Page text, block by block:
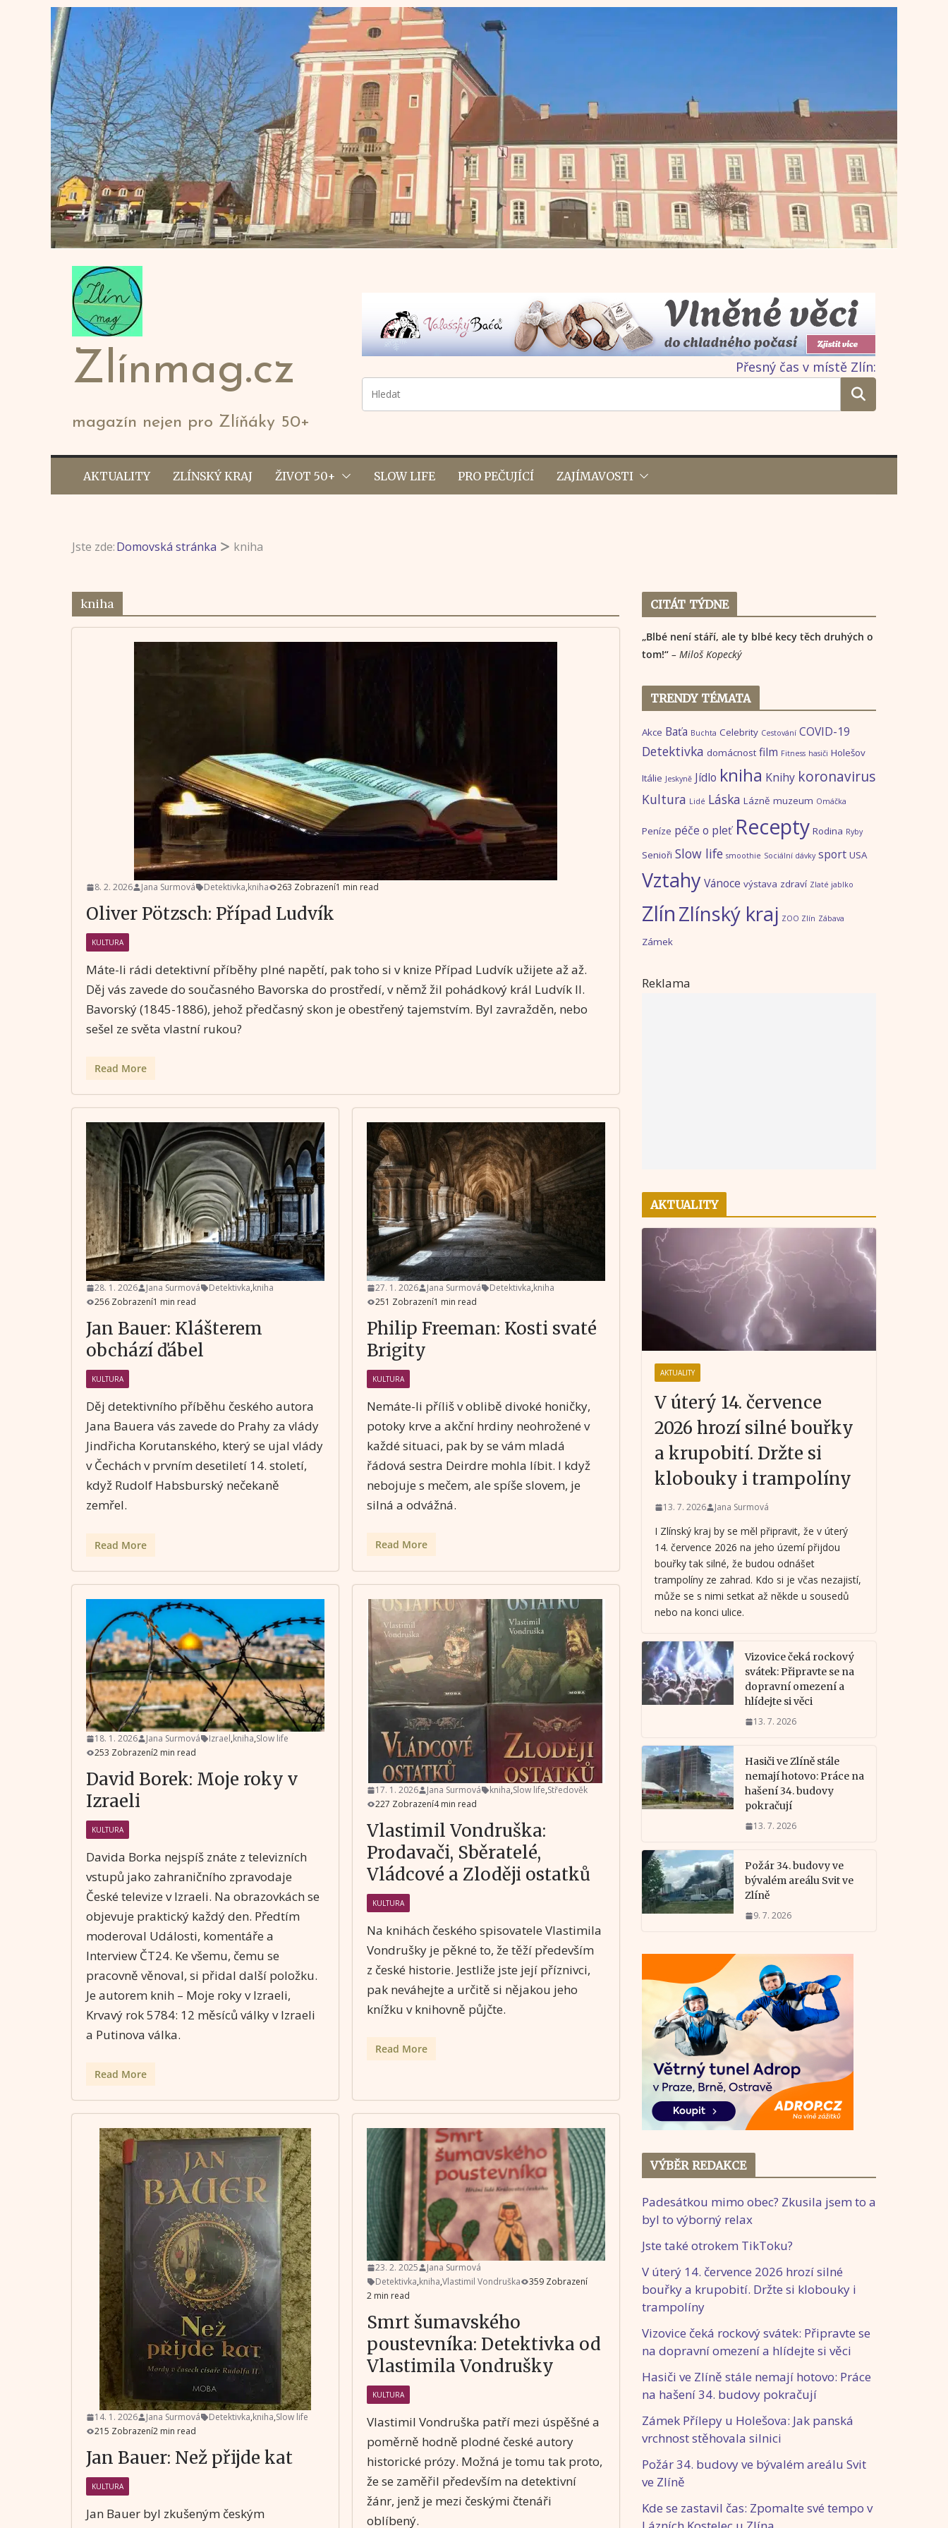
Přeskočit
na
obsah
Zlínmag.cz
magazín nejen pro Zlíňáky 50+
Přesný čas v místě Zlín:
AKTUALITY ZLÍNSKÝ KRAJ ŽIVOT 50+ SLOW LIFE PRO PEČUJÍCÍ ZAJÍMAVOSTI
Jste zde:Domovská stránka kniha
kniha
8. 2. 2026 Jana Surmová Detektivka,kniha 263 Zobrazení1 min read
Oliver Pötzsch: Případ Ludvík
KULTURA
Máte-li rádi detektivní příběhy plné napětí, pak toho si v knize Případ Ludvík užijete až až.
Děj vás zavede do současného Bavorska do prostředí, v němž žil pohádkový král Ludvík II.
Bavorský (1845-1886), jehož předčasný skon je obestřený tajemstvím. Byl zavražděn, nebo
sešel ze světa vlastní rukou?
Read More
28. 1. 2026 Jana Surmová Detektivka,kniha
256 Zobrazení1 min read
Jan Bauer: Klášterem
obchází ďábel
KULTURA
Děj detektivního příběhu českého autora
Jana Bauera vás zavede do Prahy za vlády
Jindřicha Korutanského, který se ujal vlády
v Čechách v prvním desetiletí 14. století,
když Rudolf Habsburský nečekaně
zemřel.
Read More
27. 1. 2026 Jana Surmová Detektivka,kniha
251 Zobrazení1 min read
Philip Freeman: Kosti svaté
Brigity
KULTURA
Nemáte-li příliš v oblibě divoké honičky,
potoky krve a akční hrdiny neohrožené v
každé situaci, pak by se vám mladá
řádová sestra Deirdre mohla líbit. I když
nebojuje s mečem, ale spíše slovem, je
silná a odvážná.
Read More
18. 1. 2026 Jana Surmová Izrael,kniha,Slow life
253 Zobrazení2 min read
David Borek: Moje roky v
Izraeli
KULTURA
Davida Borka nejspíš znáte z televizních
vstupů jako zahraničního zpravodaje
České televize v Izraeli. Na obrazovkách se
objevuje praktický každý den. Předtím
moderoval Události, komentáře a
Interview ČT24. Ke všemu, čemu se
pracovně věnoval, si přidal další položku.
Je autorem knih – Moje roky v Izraeli,
Krvavý rok 5784: 12 měsíců války v Izraeli
a Putinova válka.
Read More
17. 1. 2026 Jana Surmová kniha,Slow life,Středověk
227 Zobrazení4 min read
Vlastimil Vondruška:
Prodavači, Sběratelé,
Vládcové a Zloději ostatků
KULTURA
Na knihách českého spisovatele Vlastimila
Vondrušky je pěkné to, že těží především
z české historie. Jestliže jste její příznivci,
pak neváhejte a určitě si nějakou jeho
knížku v knihovně půjčte.
Read More
14. 1. 2026 Jana Surmová Detektivka,kniha,Slow life
215 Zobrazení2 min read
Jan Bauer: Než přijde kat
KULTURA
Jan Bauer byl zkušeným českým
23. 2. 2025
Jana Surmová
Detektivka,kniha,Vlastimil Vondruška
359 Zobrazení
2 min read
Smrt šumavského
poustevníka: Detektivka od
Vlastimila Vondrušky
KULTURA
Vlastimil Vondruška patří mezi úspěšné a
poměrně hodně plodné české autory
historické prózy. Možná je tomu tak proto,
že se zaměřil především na detektivní
žánr, jenž je mezi českými čtenáři
oblíbený.
CITÁT TÝDNE
„Blbé není stáří, ale ty blbé kecy těch druhých o
tom!“ – Miloš Kopecký
TRENDY TÉMATA
Akce Baťa Buchta Celebrity Cestování COVID-19
Detektivka domácnost film Fitness hasiči Holešov
Itálie Jeskyně Jídlo kniha Knihy koronavirus
Kultura Lidé Láska Lázně muzeum Omáčka
Peníze péče o pleť Recepty Rodina Ryby
Senioři Slow life smoothie Sociální dávky sport USA
Vztahy Vánoce výstava zdraví Zlaté jablko
ZlínZlínský kraj ZOO Zlín Zábava
Zámek
Reklama
AKTUALITY
AKTUALITY
V úterý 14. července
2026 hrozí silné bouřky
a krupobití. Držte si
klobouky i trampolíny
13. 7. 2026 Jana Surmová
I Zlínský kraj by se měl připravit, že v úterý
14. července 2026 na jeho území přijdou
bouřky tak silné, že budou odnášet
trampolíny ze zahrad. Kdo si je včas nezajistí,
může se s nimi setkat až někde u sousedů
nebo na konci ulice.
Vizovice čeká rockový
svátek: Připravte se na
dopravní omezení a
hlídejte si věci
13. 7. 2026
Hasiči ve Zlíně stále
nemají hotovo: Práce na
hašení 34. budovy
pokračují
13. 7. 2026
Požár 34. budovy ve
bývalém areálu Svit ve
Zlíně
9. 7. 2026
VÝBĚR REDAKCE
Padesátkou mimo obec? Zkusila jsem to a
byl to výborný relax
Jste také otrokem TikToku?
V úterý 14. července 2026 hrozí silné
bouřky a krupobití. Držte si klobouky i
trampolíny
Vizovice čeká rockový svátek: Připravte se
na dopravní omezení a hlídejte si věci
Hasiči ve Zlíně stále nemají hotovo: Práce
na hašení 34. budovy pokračují
Zámek Přílepy u Holešova: Jak panská
vrchnost stěhovala silnici
Požár 34. budovy ve bývalém areálu Svit
ve Zlíně
Kde se zastavil čas: Zpomalte své tempo v